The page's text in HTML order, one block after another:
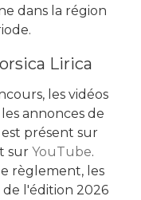
dans la région
Lirica
les vidéos
annonces de
est présent sur
sur YouTube.
règlement, les
l'édition 2026